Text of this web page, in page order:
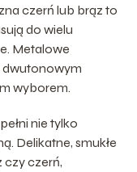
czerń lub brąz to
do wielu
Metalowe
dwutonowym
wyborem.
nie tylko
Delikatne, smukłe
czy czerń,